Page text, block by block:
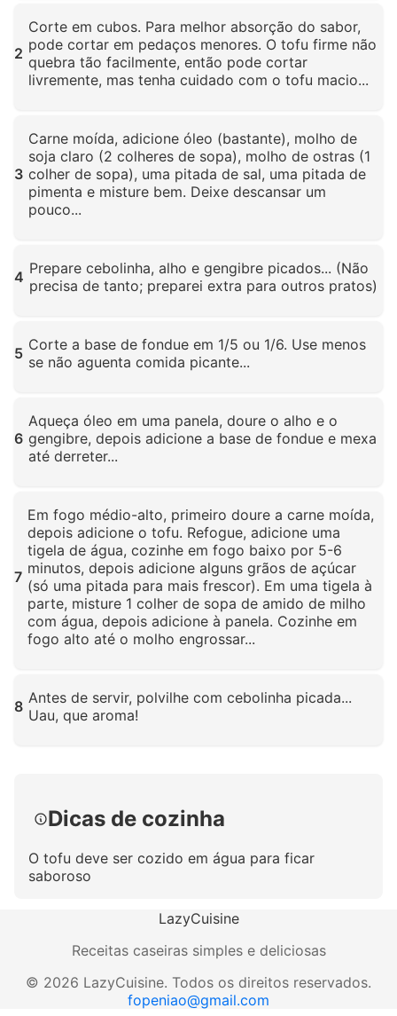
2
Corte em cubos. Para melhor absorção do sabor,
pode cortar em pedaços menores. O tofu firme não
quebra tão facilmente, então pode cortar
livremente, mas tenha cuidado com o tofu macio...
3
Carne moída, adicione óleo (bastante), molho de
soja claro (2 colheres de sopa), molho de ostras (1
colher de sopa), uma pitada de sal, uma pitada de
pimenta e misture bem. Deixe descansar um
pouco...
4 Prepare cebolinha, alho e gengibre picados... (Não
precisa de tanto; preparei extra para outros pratos)
5 Corte a base de fondue em 1/5 ou 1/6. Use menos
se não aguenta comida picante...
6
Aqueça óleo em uma panela, doure o alho e o
gengibre, depois adicione a base de fondue e mexa
até derreter...
7
Em fogo médio-alto, primeiro doure a carne moída,
depois adicione o tofu. Refogue, adicione uma
tigela de água, cozinhe em fogo baixo por 5-6
minutos, depois adicione alguns grãos de açúcar
(só uma pitada para mais frescor). Em uma tigela à
parte, misture 1 colher de sopa de amido de milho
com água, depois adicione à panela. Cozinhe em
fogo alto até o molho engrossar...
8 Antes de servir, polvilhe com cebolinha picada...
Uau, que aroma!
Dicas de cozinha
O tofu deve ser cozido em água para ficar
saboroso
LazyCuisine
Receitas caseiras simples e deliciosas
© 2026 LazyCuisine. Todos os direitos reservados.
fopeniao@gmail.com